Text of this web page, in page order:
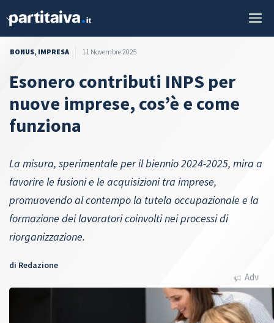
BONUS, IMPRESA 11 Novembre 2025
Esonero contributi INPS per
nuove imprese, cos’è e come
funziona
La misura, sperimentale per il biennio 2024-2025, mira a
favorire le fusioni e le acquisizioni tra imprese,
promuovendo al contempo la tutela occupazionale e la
formazione dei lavoratori coinvolti nei processi di
riorganizzazione.
di Redazione
Adv